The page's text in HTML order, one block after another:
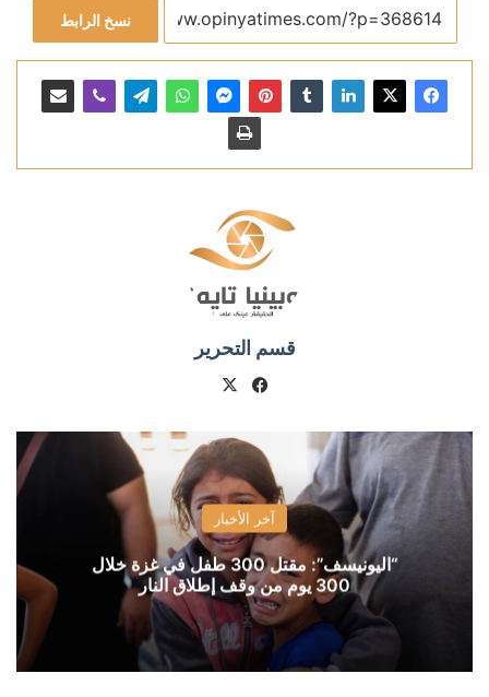
نسخ الرابط
قسم التحرير
فيسبوك
آخر الأخبار
“اليونيسف”: مقتل 300 طفل في غزة خلال
300 يوم من وقف إطلاق النار